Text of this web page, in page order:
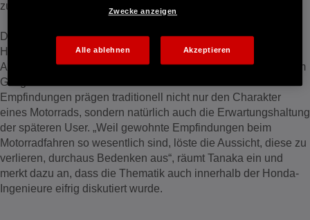
zu nutzen und positiv erlebbar zu gestalten.
Diese Denkweise erforderte eine differenzierte
Herangehensweise. Gewöhnlich pflegen Ansaug- und
Auspuffgeräusche sowie Schwingungen und Vibrationen beim
Gasgeben den Erlebniswert zu unterstützen. Diese
Empfindungen prägen traditionell nicht nur den Charakter
eines Motorrads, sondern natürlich auch die Erwartungshaltung
der späteren User. „Weil gewohnte Empfindungen beim
Motorradfahren so wesentlich sind, löste die Aussicht, diese zu
verlieren, durchaus Bedenken aus“, räumt Tanaka ein und
merkt dazu an, dass die Thematik auch innerhalb der Honda-
Ingenieure eifrig diskutiert wurde.
Zwecke anzeigen
Alle ablehnen Akzeptieren